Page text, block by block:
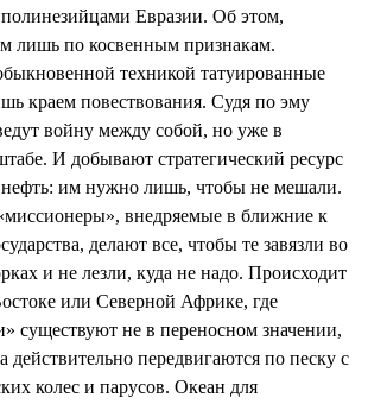
полинезийцами Евразии. Об этом,
лишь по косвенным признакам.
техникой татуированные
краем повествования. Судя по эму
войну между собой, но уже в
И добывают стратегический ресурс
им нужно лишь, чтобы не мешали.
внедряемые в ближние к
делают все, чтобы те завязли во
и не лезли, куда не надо. Происходит
или Северной Африке, где
существуют не в переносном значении,
действительно передвигаются по песку с
колес и парусов. Океан для